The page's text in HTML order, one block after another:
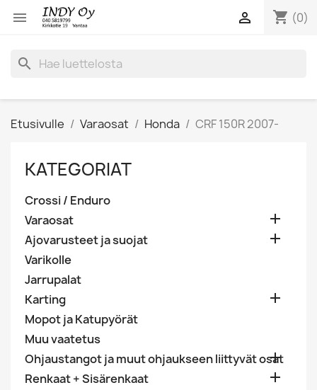
 shopping_cart (0)

search
Etusivulle Varaosat Honda CRF 150R 2007-
KATEGORIAT
Crossi / Enduro
Varaosat

Ajovarusteet ja suojat 
Varikolle
Jarrupalat
Karting

Mopot ja Katupyörät
Muu vaatetus
Ohjaustangot ja muut ohjaukseen liittyvät osat

Renkaat + Sisärenkaat 